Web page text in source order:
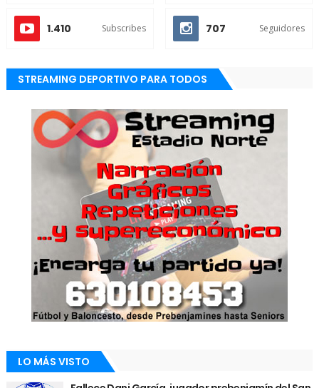
1.410 Subscribes 707 Seguidores
STREAMING DEPORTIVO PARA TODOS
LO MÁS VISTO